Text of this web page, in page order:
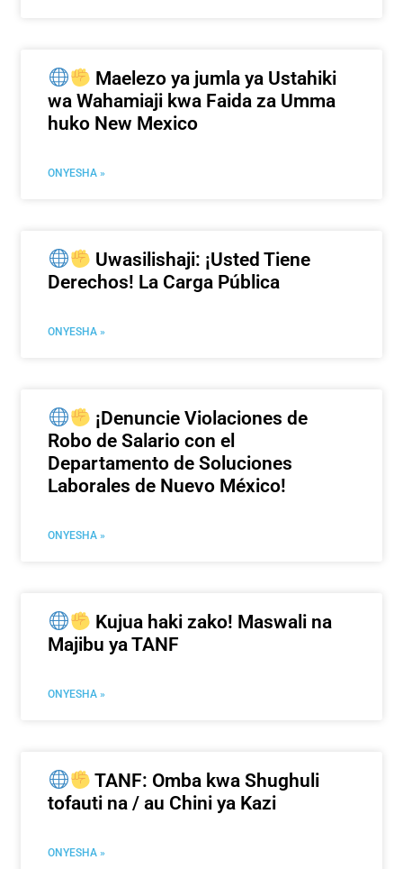
Maelezo ya jumla ya Ustahiki
wa Wahamiaji kwa Faida za Umma
huko New Mexico
ONYESHA »
Uwasilishaji: ¡Usted Tiene
Derechos! La Carga Pública
ONYESHA »
¡Denuncie Violaciones de
Robo de Salario con el
Departamento de Soluciones
Laborales de Nuevo México!
ONYESHA »
Kujua haki zako! Maswali na
Majibu ya TANF
ONYESHA »
TANF: Omba kwa Shughuli
tofauti na / au Chini ya Kazi
ONYESHA »